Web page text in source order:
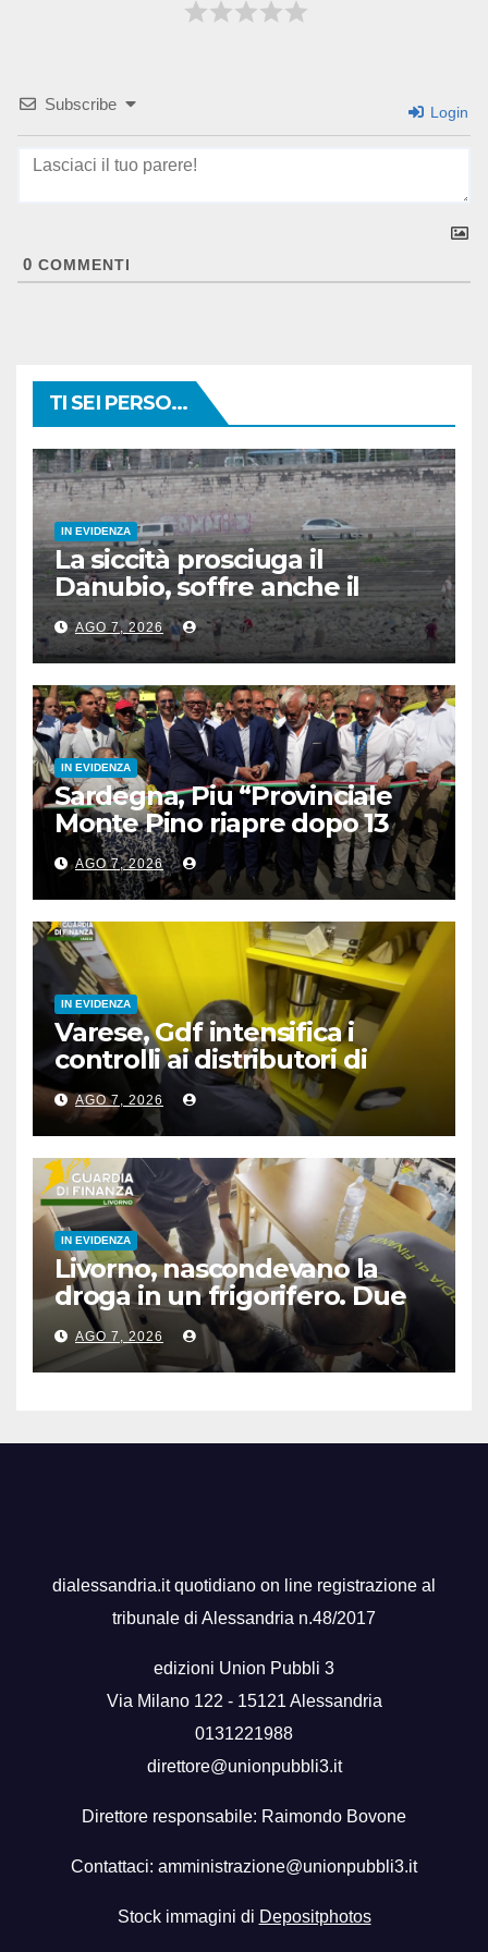
Subscribe Login
0 COMMENTI
TI SEI PERSO...
IN EVIDENZA
La siccità prosciuga il
Danubio, soffre anche il
turismo
AGO 7, 2026
IN EVIDENZA
Sardegna, Piu “Provinciale
Monte Pino riapre dopo 13
anni, opera fondamentale”
AGO 7, 2026
IN EVIDENZA
Varese, Gdf intensifica i
controlli ai distributori di
carburante, 6 multati
AGO 7, 2026
IN EVIDENZA
Livorno, nascondevano la
droga in un frigorifero. Due
arresti
AGO 7, 2026
dialessandria.it quotidiano on line registrazione al
tribunale di Alessandria n.48/2017
edizioni Union Pubbli 3
Via Milano 122 - 15121 Alessandria
0131221988
direttore@unionpubbli3.it
Direttore responsabile: Raimondo Bovone
Contattaci: amministrazione@unionpubbli3.it
Stock immagini di Depositphotos